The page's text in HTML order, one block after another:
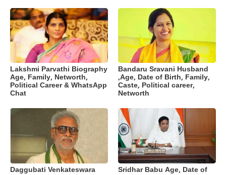
Lakshmi Parvathi Biography
Age, Family, Networth,
Political Career & WhatsApp
Chat
Bandaru Sravani Husband
,Age, Date of Birth, Family,
Caste, Political career,
Networth
Daggubati Venkateswara
Sridhar Babu Age, Date of